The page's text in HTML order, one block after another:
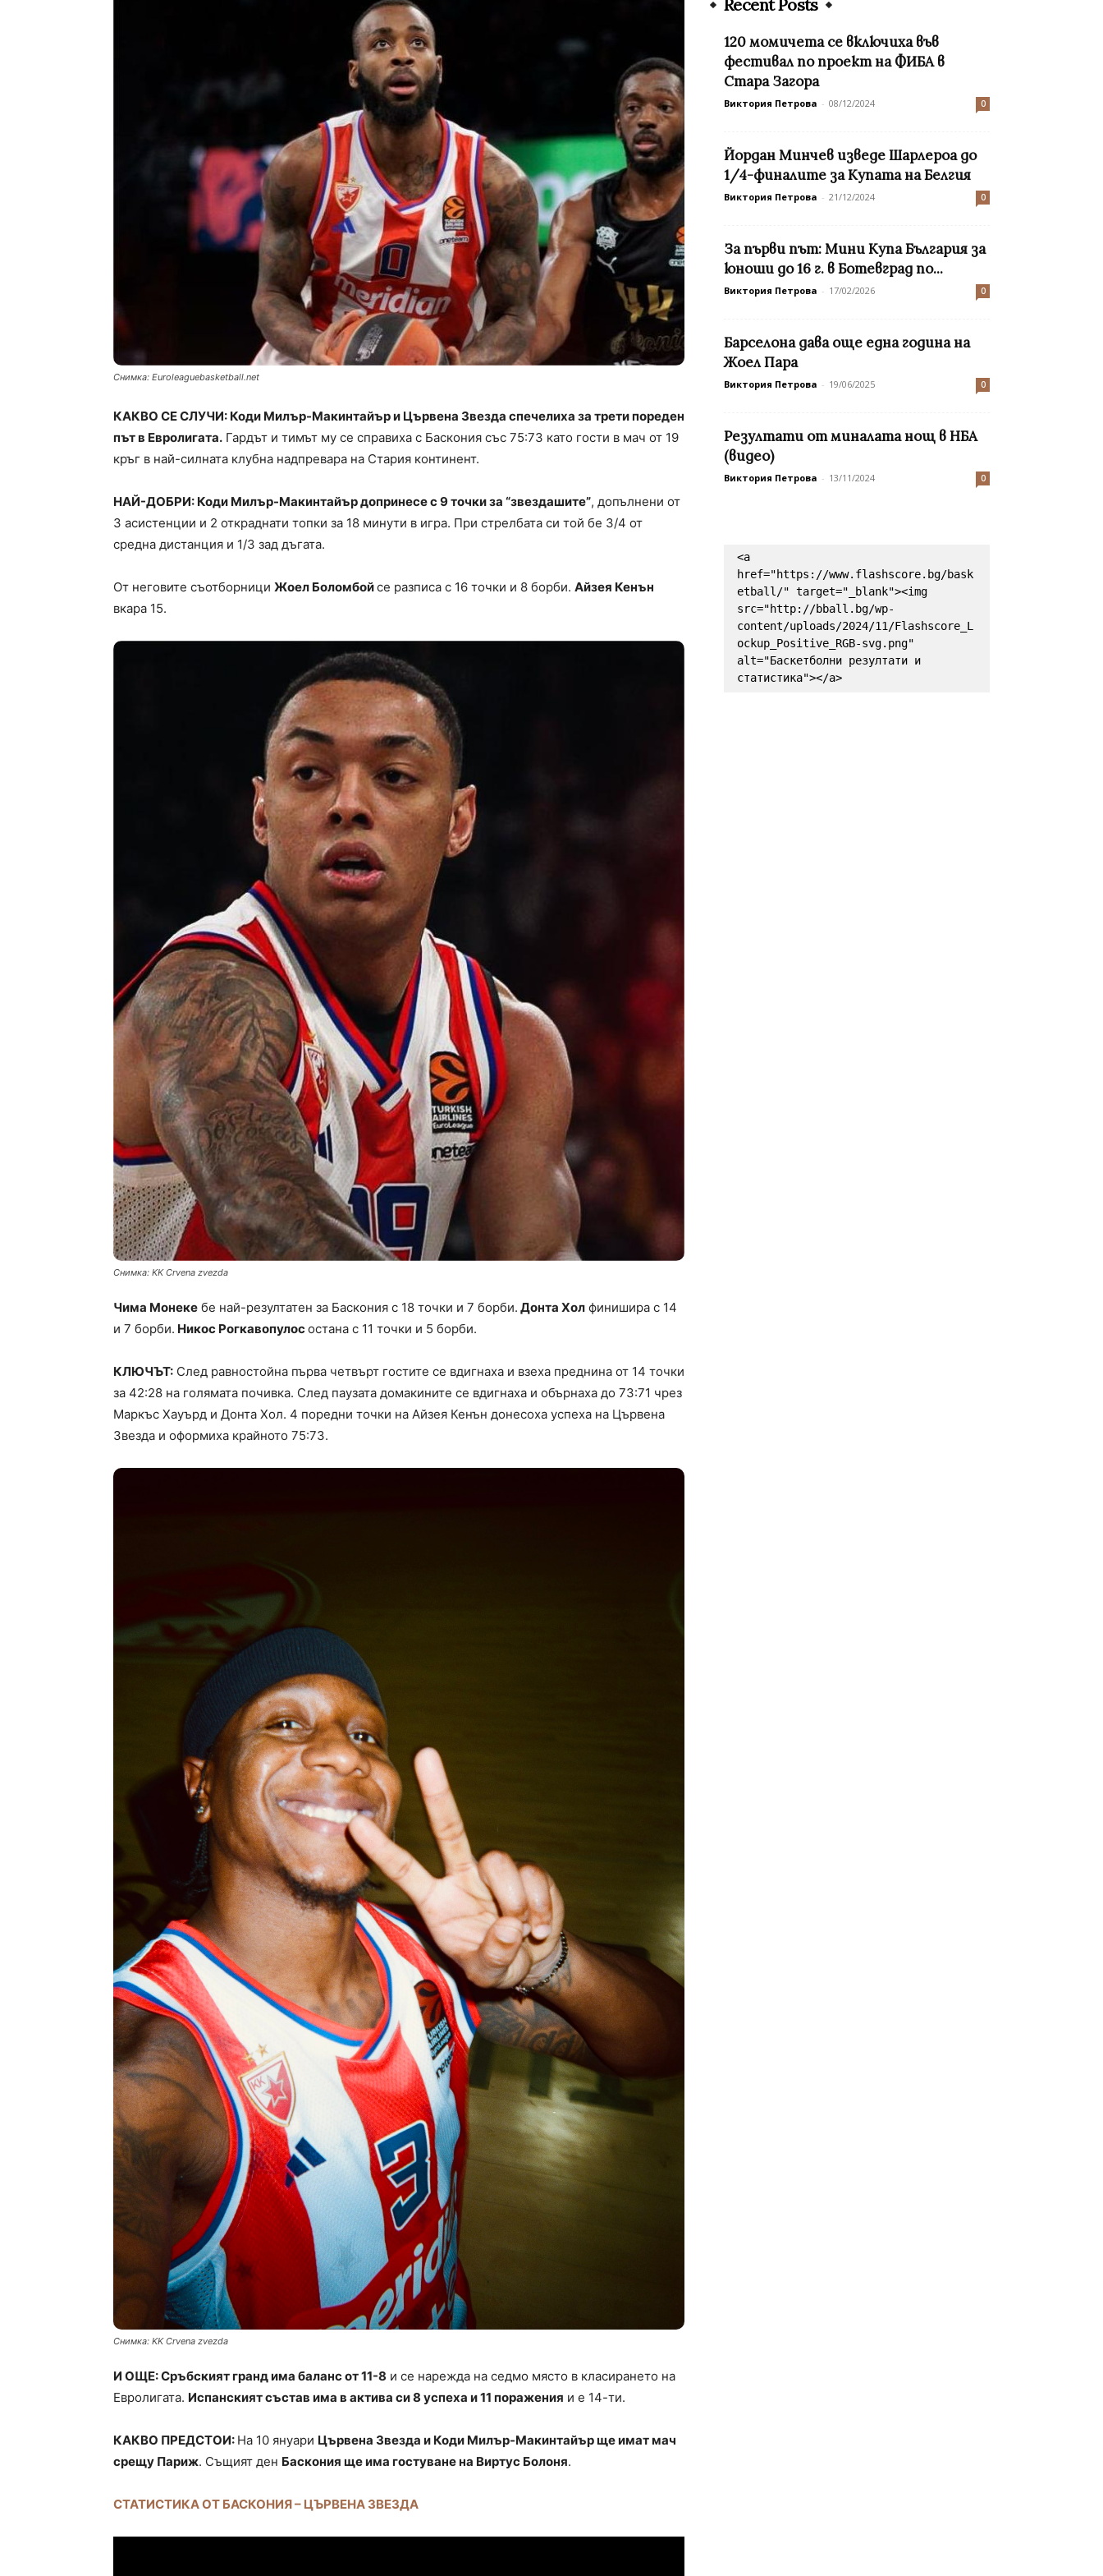
Снимка: Еuroleaguebasketball.net
КАКВО СЕ СЛУЧИ: Коди Милър-Макинтайър и Цървена Звезда спечелиха за трети пореден
път в Евролигата. Гардът и тимът му се справиха с Баскония със 75:73 като гости в мач от 19
кръг в най-силната клубна надпревара на Стария континент.
НАЙ-ДОБРИ: Коди Милър-Макинтайър допринесе с 9 точки за “звездашите”, допълнени от
3 асистенции и 2 откраднати топки за 18 минути в игра. При стрелбата си той бе 3/4 от
средна дистанция и 1/3 зад дъгата.
От неговите съотборници Жоел Боломбойсе разписа с 16 точки и 8 борби. Айзея Кенън
вкара 15.
Снимка: KK Crvena zvezda
Чима Монеке бе най-резултатен за Баскония с 18 точки и 7 борби. Донта Хол финишира с 14
и 7 борби. Никос Рогкавопулосостана с 11 точки и 5 борби.
КЛЮЧЪТ: След равностойна първа четвърт гостите се вдигнаха и взеха преднина от 14 точки
за 42:28 на голямата почивка. След паузата домакините се вдигнаха и обърнаха до 73:71 чрез
Маркъс Хауърд и Донта Хол. 4 поредни точки на Айзея Кенън донесоха успеха на Цървена
Звезда и оформиха крайното 75:73.
Снимка: KK Crvena zvezda
И ОЩЕ: Сръбският гранд има баланс от 11-8 и се нарежда на седмо място в класирането на
Евролигата. Испанският състав има в актива си 8 успеха и 11 поражения и е 14-ти.
КАКВО ПРЕДСТОИ: На 10 януари Цървена Звезда и Коди Милър-Макинтайър ще имат мач
срещу Париж. Същият ден Баскония ще има гостуване на Виртус Болоня.
СТАТИСТИКА ОТ БАСКОНИЯ – ЦЪРВЕНА ЗВЕЗДА
Recent Posts
120 момичета се включиха във
фестивал по проект на ФИБА в
Стара Загора
Виктория Петрова - 08/12/2024 0
Йордан Минчев изведе Шарлероа до
1/4-финалите за Купата на Белгия
Виктория Петрова - 21/12/2024 0
За първи път: Мини Купа България за
юноши до 16 г. в Ботевград по...
Виктория Петрова - 17/02/2026 0
Барселона дава още една година на
Жоел Пара
Виктория Петрова - 19/06/2025 0
Резултати от миналата нощ в НБА
(видео)
Виктория Петрова - 13/11/2024 0
<a
href="https://www.flashscore.bg/bask
etball/" target="_blank"><img
src="http://bball.bg/wp-
content/uploads/2024/11/Flashscore_L
ockup_Positive_RGB-svg.png"
alt="Баскетболни резултати и
статистика"></a>